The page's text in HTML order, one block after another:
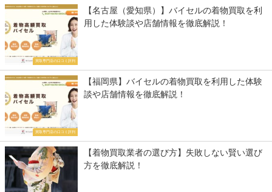
買取専門店の口コミ評判
【名古屋（愛知県）】バイセルの着物買取を利
用した体験談や店舗情報を徹底解説！
買取専門店の口コミ評判
【福岡県】バイセルの着物買取を利用した体験
談や店舗情報を徹底解説！
【着物買取業者の選び方】失敗しない賢い選び
方を徹底解説！